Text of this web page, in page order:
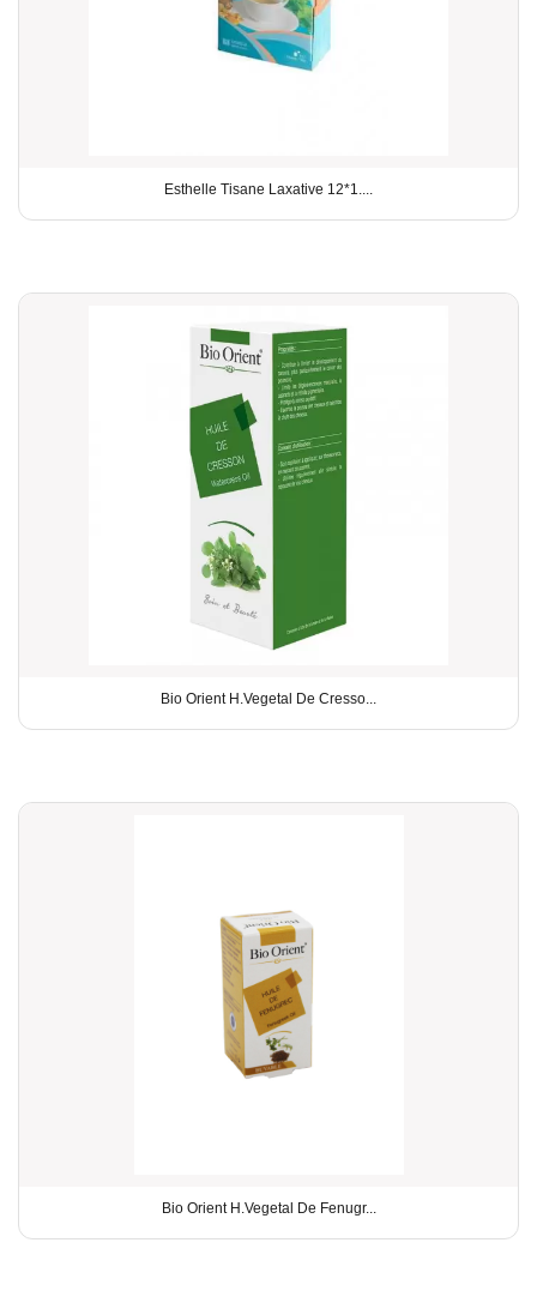
Esthelle Tisane Laxative 12*1....
Bio Orient H.Vegetal De Cresso...
Bio Orient H.Vegetal De Fenugr...